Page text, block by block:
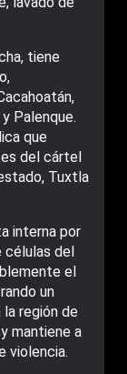
tiene
Palenque.
que
del cártel
Tuxtla
interna por
células del
el
un
región de
mantiene a
violencia.